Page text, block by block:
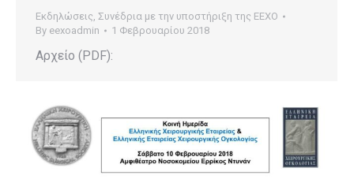
Εκδηλώσεις, Συνέδρια με την υποστήριξη της ΕΕΧΟ
By eexoadmin 1 Φεβρουαρίου 2018
Αρχείο (PDF):